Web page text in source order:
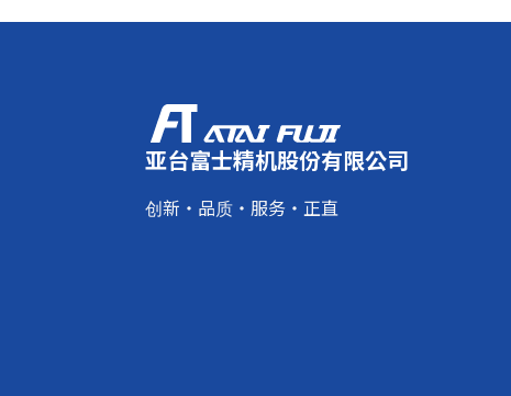
亚台富士精机股份有限公司
创新・品质・服务・正直